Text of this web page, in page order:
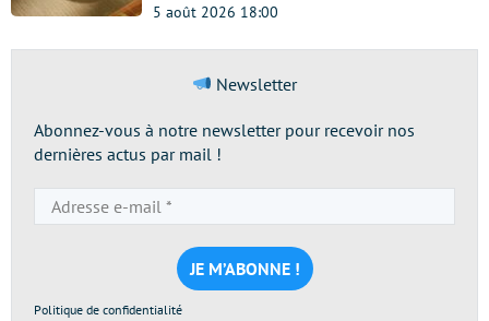
5 août 2026 18:00
Newsletter
Abonnez-vous à notre newsletter pour recevoir nos
dernières actus par mail !
e-
mail
*
Politique de confidentialité